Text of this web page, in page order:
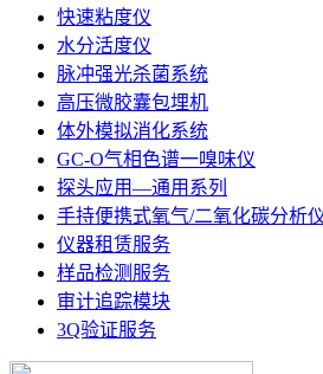
快速粘度仪
水分活度仪
脉冲强光杀菌系统
高压微胶囊包埋机
体外模拟消化系统
GC-O气相色谱一嗅味仪
探头应用—通用系列
手持便携式氧气/二氧化碳分析
仪器租赁服务
样品检测服务
审计追踪模块
3Q验证服务